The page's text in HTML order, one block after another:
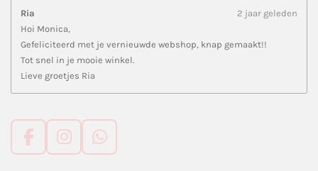
Ria
2 jaar geleden
Hoi Monica,
Gefeliciteerd met je vernieuwde webshop, knap gemaakt!!
Tot snel in je mooie winkel.
Lieve groetjes Ria
F
I
W